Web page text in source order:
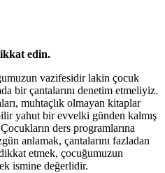
edin.
vazifesidir lakin çocuk
bir çantalarını denetim etmeliyiz.
muhtaçlık olmayan kitaplar
yahut bir evvelki günden kalmış
ders programlarına
anlamak, çantalarını fazladan
dikkat etmek, çocuğumuzun
ismine değerlidir.